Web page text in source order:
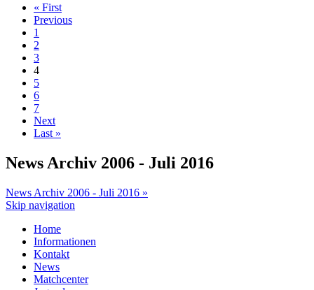
« First
Previous
1
2
3
4
5
6
7
Next
Last »
News Archiv 2006 - Juli 2016
News Archiv 2006 - Juli 2016 »
Skip navigation
Home
Informationen
Kontakt
News
Matchcenter